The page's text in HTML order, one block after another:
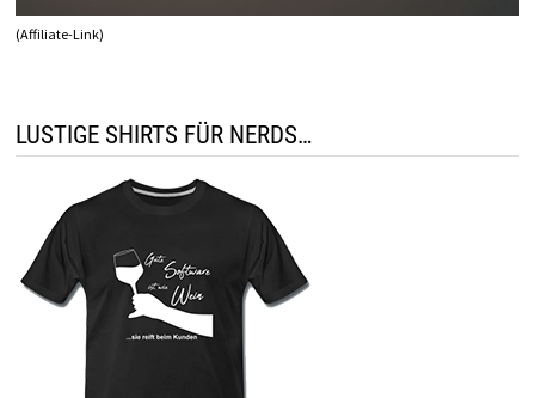
(Affiliate-Link)
LUSTIGE SHIRTS FÜR NERDS…